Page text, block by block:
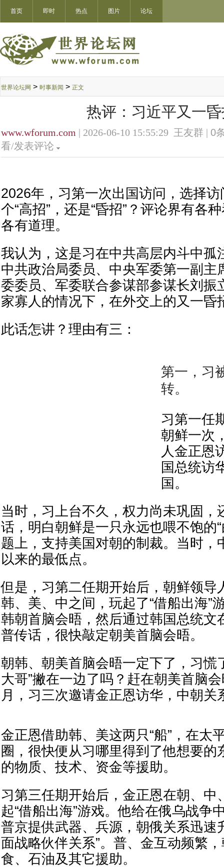
首页 即时 热点 图片 论坛
世界论坛网 > 时事新闻 > 正文
热评：习近平又一
www.wforum.com | 2026-06-10 15:55:29 王友群 | 0
看/发表评论
2026年，习第一次出国访问，选择
个“高招”，还是“昏招”？评论界有各
各有道理。
我认为，这是习在中共高层内斗中孤
中共政治局委员、中央军委第一副主
委委员、军委联合参谋部参谋长刘振
家寡人的情况下，在外交上的又一昏
此话怎讲？理由有三：
第一，习
转。
习第一任
朝鲜一次
人金正恩
国总统访
国。
当时，习上台不久，权力尚未巩固，
话，明白朝鲜是一只永远也喂不饱的
题上，支持美国对朝的制裁。当时，
以来的最低点。
但是，习第二任期开始后，朝鲜领导
韩、美、中之间，玩起了“借船出海”
韩朝首脑会晤，然后通过韩国总统文
普传话，很快敲定朝美首脑会晤。
朝韩、朝美首脑会晤一定下了，习慌
大哥”撇在一边了吗？赶在朝美首脑
月，习三次邀请金正恩访华，中朝关
金正恩借助韩、美这两只“船”，在太
圈，很快便从习哪里得到了他想要
的物质、技术、资金等援助。
习第三任期开始后，金正恩在朝、中
起“借船出海”游戏。他给在俄乌战争
普京提供武器、兵源，朝俄关系迅速
面战略伙伴关系”。普、金互动频繁
食、石油及其它援助。